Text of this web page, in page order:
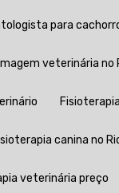
para
veterinária no
canina no
veterinária preço